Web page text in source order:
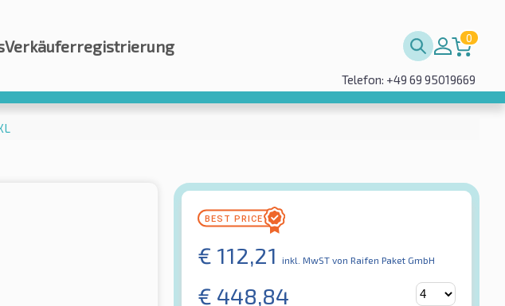
Verkäuferregistrierung 0
Telefon: +49 69 95019669
€ 112,21 inkl. MwST von Raifen Paket GmbH
€ 448,84